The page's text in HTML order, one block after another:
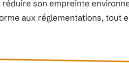
réduire son empreinte
aux réglementations, tout